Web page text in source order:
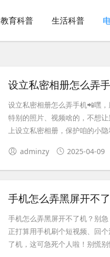
教育科普 生活科普
设立私密相册怎么弄
设立私密相册怎么弄手机📲嘿
特别的照片、视频啥的，不想
上设立私密相册，保护咱的小
adminzy 2025-04-09
手机怎么弄黑屏开不
手机怎么弄黑屏开不了机？别
正打算用手机刷个短视频、回
了机，这可急死个人啦！别慌